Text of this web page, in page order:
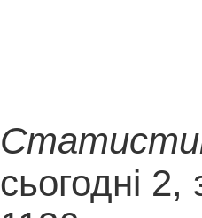
сьогодні 2,